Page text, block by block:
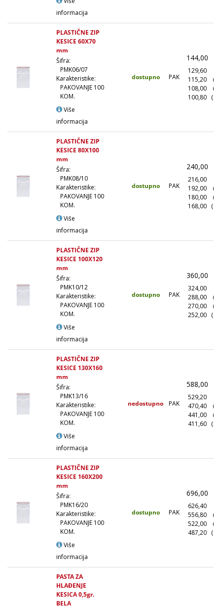
informacija
PLASTIČNE ZIP
KESICE 60X70
mm
Šifra:
PMK06/07
Karakteristike:
PAKOVANJE 100
KOM.
Više
informacija
dostupno PAK
144,00
129,60
115,20
108,00
100,80
PLASTIČNE ZIP
KESICE 80X100
mm
Šifra:
PMK08/10
Karakteristike:
PAKOVANJE 100
KOM.
Više
informacija
dostupno PAK
240,00
216,00
192,00
180,00
168,00
PLASTIČNE ZIP
KESICE 100X120
mm
Šifra:
PMK10/12
Karakteristike:
PAKOVANJE 100
KOM.
Više
informacija
dostupno PAK
360,00
324,00
288,00
270,00
252,00
PLASTIČNE ZIP
KESICE 130X160
mm
Šifra:
PMK13/16
Karakteristike:
PAKOVANJE 100
KOM.
Više
informacija
nedostupno PAK
588,00
529,20
470,40
441,00
411,60
PLASTIČNE ZIP
KESICE 160X200
mm
Šifra:
PMK16/20
Karakteristike:
PAKOVANJE 100
KOM.
Više
informacija
dostupno PAK
696,00
626,40
556,80
522,00
487,20
PASTA ZA
HLAĐENJE
KESICA 0,5gr.
BELA